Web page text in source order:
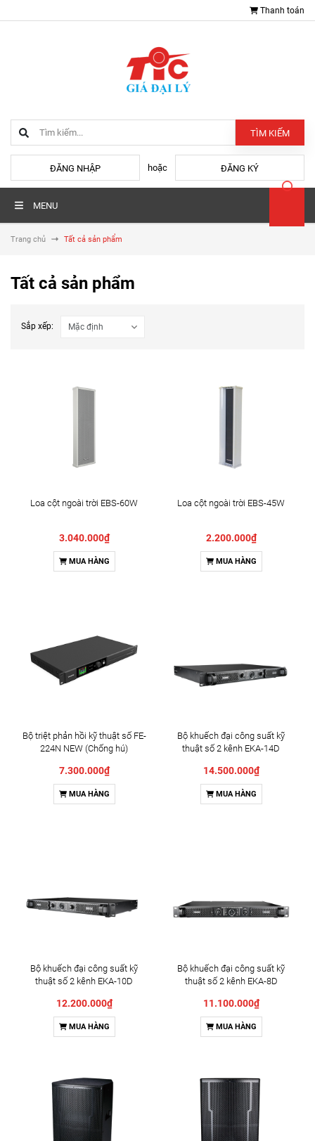
Thanh toán
TÌM KIẾM
ĐĂNG NHẬP hoặc ĐĂNG KÝ
MENU
Trang chủ Tất cả sản phẩm
Tất cả sản phẩm
Sắp xếp:
Loa cột ngoài trời EBS-60W
3.040.000₫
MUA HÀNG
Loa cột ngoài trời EBS-45W
2.200.000₫
MUA HÀNG
Bộ triệt phản hồi kỹ thuật số FE-
224N NEW (Chống hú)
7.300.000₫
MUA HÀNG
Bộ khuếch đại công suất kỹ
thuật số 2 kênh EKA-14D
14.500.000₫
MUA HÀNG
Bộ khuếch đại công suất kỹ
thuật số 2 kênh EKA-10D
12.200.000₫
MUA HÀNG
Bộ khuếch đại công suất kỹ
thuật số 2 kênh EKA-8D
11.100.000₫
MUA HÀNG